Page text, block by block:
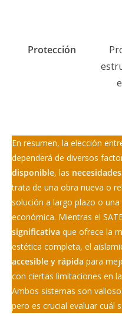
Protección
En resumen, la elección
dependerá de diversos
disponible, las
trata de una obra nueva o
solución a largo plazo o
económica. Mientras el
significativa que ofrece la
estética completa, el
accesible y rápida para
con ciertas limitaciones en
Ambos sistemas son
pero es crucial evaluar cuál